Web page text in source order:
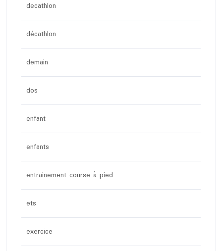
decathlon
décathlon
demain
dos
enfant
enfants
entrainement course à pied
ets
exercice